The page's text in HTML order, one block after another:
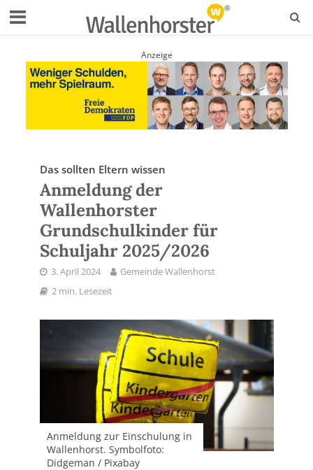
Anzeige
Das sollten Eltern wissen
Anmeldung der
Wallenhorster
Grundschulkinder für
Schuljahr 2025/2026
3. April 2024
Gemeinde Wallenhorst
2 min. Lesezeit
Anmeldung zur Einschulung in
Wallenhorst. Symbolfoto:
Didgeman / Pixabay